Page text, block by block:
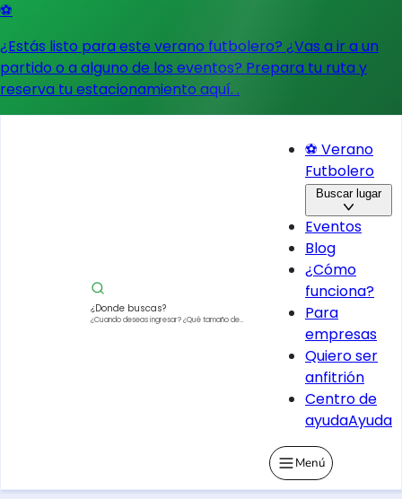
⚽
¿Estás listo para este verano futbolero? ¿Vas a ir a un
partido o a alguno de los eventos? Prepara tu ruta y
reserva tu estacionamiento aquí. .
¿Donde buscas?
¿Cuando deseas ingresar?¿Qué tamaño de
⚽ Verano
Futbolero
Buscar lugar
Eventos
Blog
¿Cómo
funciona?
Para
empresas
Quiero ser
anfitrión
Centro de
ayudaAyuda
Menú